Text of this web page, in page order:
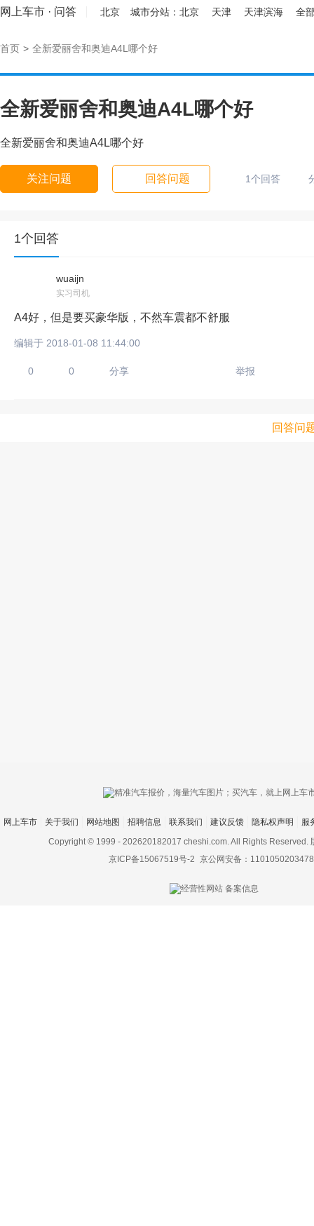
网上车市 · 问答 北京 城市分站： 北京 天津 天津滨海 全
首页 > 全新爱丽舍和奥迪A4L哪个好
全新爱丽舍和奥迪A4L哪个好
全新爱丽舍和奥迪A4L哪个好
关注问题 回答问题 1个回答
1个回答
wuaijn
实习司机
A4好，但是要买豪华版，不然车震都不舒服
编辑于 2018-01-08 11:44:00
0 0 分享 举报
回答问
上传图片最多
网上车市 关于我们 网站地图 招聘信息 联系我们 建议反馈 隐私权声明
服
Copyright © 1999 - 202620182017 cheshi.com. All Rights Reserved.
京ICP备15067519号-2 京公网安备：